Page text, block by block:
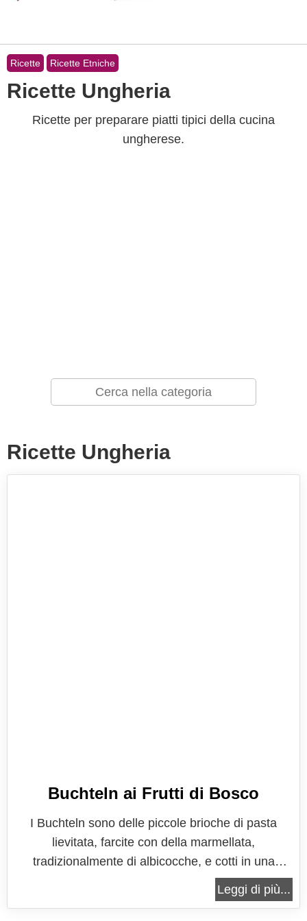
Ricette Ricette Etniche
Ricette Ungheria
Ricette per preparare piatti tipici della cucina
ungherese.
Ricette Ungheria
Buchteln ai Frutti di Bosco
I Buchteln sono delle piccole brioche di pasta
lievitata, farcite con della marmellata,
tradizionalmente di albicocche, e cotti in una
pirofila, uno accanto all'altro in maniera tale che in
cottura si attacchino l'uno all'altro, come succede
Leggi di più...